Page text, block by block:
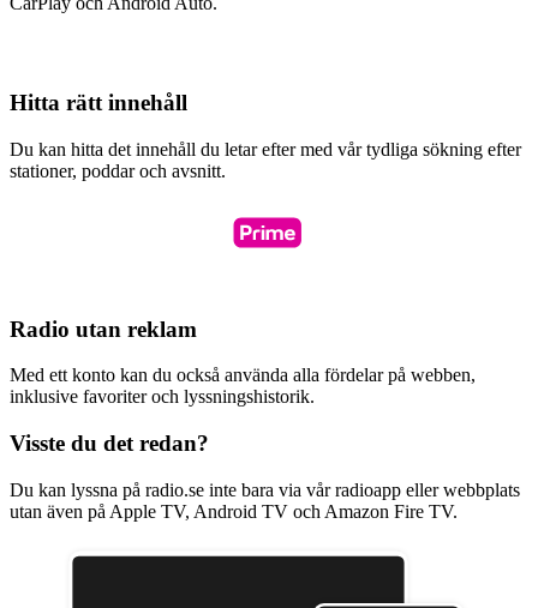
Hitta rätt innehåll
Du kan hitta det innehåll du letar efter med vår tydliga sökning efter
stationer, poddar och avsnitt.
Radio utan reklam
Med ett konto kan du också använda alla fördelar på webben,
inklusive favoriter och lyssningshistorik.
Visste du det redan?
Du kan lyssna på radio.se inte bara via vår radioapp eller webbplats
utan även på Apple TV, Android TV och Amazon Fire TV.